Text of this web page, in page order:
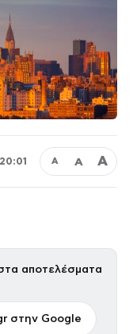
Α Α Α
αποτελέσματα
στην Google